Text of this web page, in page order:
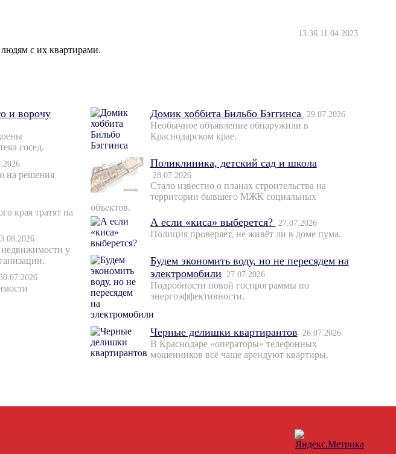
13:36 11.04.2023
с их квартирами.
и ворочу
сосед.
на решения
края тратят на
недвижимости у
Домик хоббита Бильбо Бэггинса 29.07.2026
Необычное объявление обнаружили в
Краснодарском крае.
Поликлиника, детский сад и школа
28.07.2026
Стало известно о планах строительства на
территории бывшего МЖК социальных
объектов.
А если «киса» выберется? 27.07.2026
Полиция проверяет, не живёт ли в доме пума.
Будем экономить воду, но не пересядем на
электромобили
27.07.2026
Подробности новой госпрограммы по
энергоэффективности.
Черные делишки квартирантов 26.07.2026
В Краснодаре «операторы» телефонных
мошенников всё чаще арендуют квартиры.